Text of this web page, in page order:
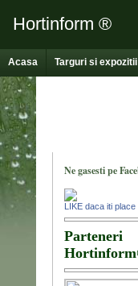
Hortinform ®
Acasa Targuri si expozitii